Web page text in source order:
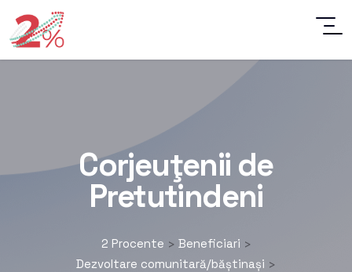
Corjeuţenii de
Pretutindeni
2 Procente > Beneficiari >
Dezvoltare comunitară/băștinași >